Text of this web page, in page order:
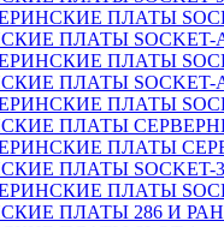
ПЛАТЫ
ПЛАТЫ SOCKET-
ПЛАТЫ
ПЛАТЫ SOCKET-
ПЛАТЫ
ПЛАТЫ
ПЛАТЫ
ПЛАТЫ SOCKET-
ПЛАТЫ
ПЛАТЫ 286 И